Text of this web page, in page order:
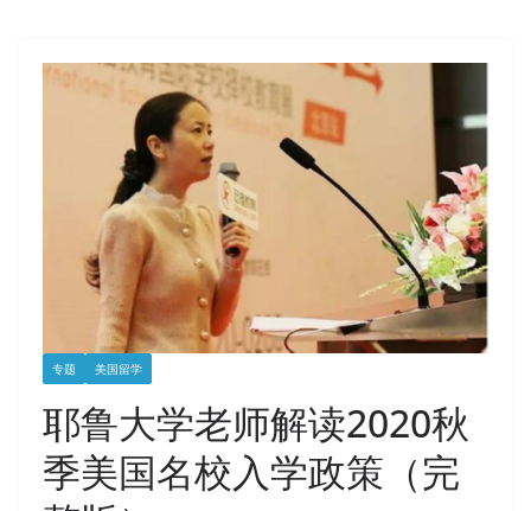
专题 美国留学
耶鲁大学老师解读2020秋
季美国名校入学政策（完